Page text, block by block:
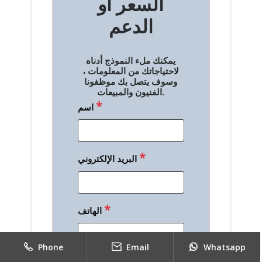
الدعم
يمكنك ملء النموذج أدناه
لاحتياجاتك من المعلومات ،
وسوف يتصل بك موظفونا
الفنيون والمبيعات.
اسم*
البريد الإلكتروني*
الهاتف*
Phone Email Whatsapp